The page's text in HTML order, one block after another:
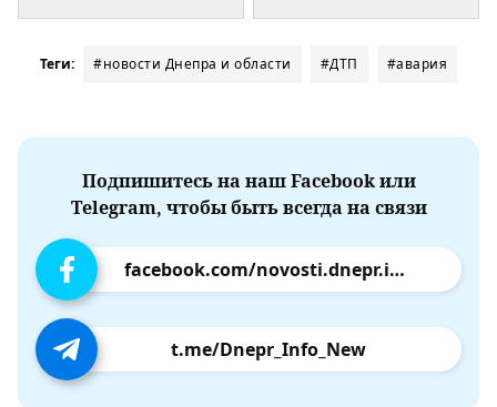
Теги: #новости Днепра и области #ДТП #авария
Подпишитесь на наш Facebook или
Telegram, чтобы быть всегда на связи
facebook.com/novosti.dnepr.info
t.me/Dnepr_Info_New